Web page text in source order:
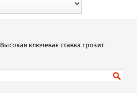
Высокая ключевая ставка грозит